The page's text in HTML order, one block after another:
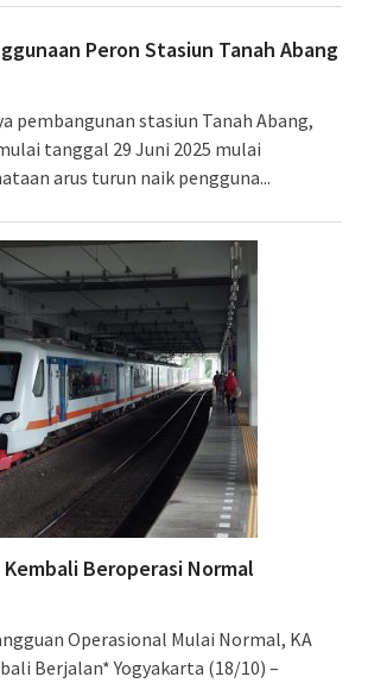
Peron Stasiun Tanah Abang
pembangunan stasiun Tanah Abang,
tanggal 29 Juni 2025 mulai
arus turun naik pengguna...
Kembali Beroperasi Normal
Operasional Mulai Normal, KA
Berjalan* Yogyakarta (18/10) –